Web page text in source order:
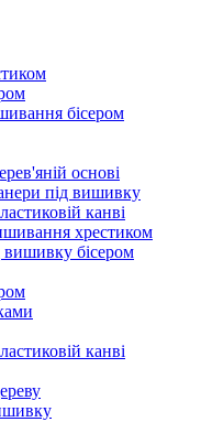
бісером
основі
під вишивку
канві
хрестиком
бісером
канві